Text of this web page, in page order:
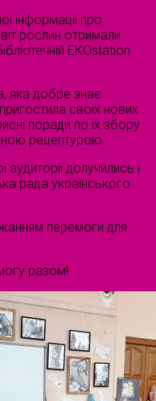
інформації про
рослин отримали
ЕКОstation
яка добре знає
своїх нових
поради по їх збору
рецептурою.
долучились і
рада українського
перемоги для
разом!